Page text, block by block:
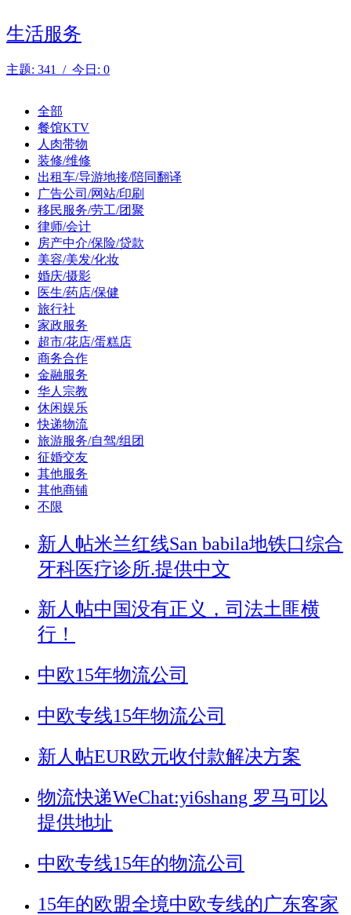
生活服务
主题: 341 / 今日: 0
全部
餐馆KTV
人肉带物
装修/维修
出租车/导游地接/陪同翻译
广告公司/网站/印刷
移民服务/劳工/团聚
律师/会计
房产中介/保险/贷款
美容/美发/化妆
婚庆/摄影
医生/药店/保健
旅行社
家政服务
超市/花店/蛋糕店
商务合作
金融服务
华人宗教
休闲娱乐
快递物流
旅游服务/自驾/组团
征婚交友
其他服务
其他商铺
不限
新人帖米兰红线San babila地铁口综合
牙科医疗诊所.提供中文
新人帖中国没有正义，司法土匪横
行！
中欧15年物流公司
中欧专线15年物流公司
新人帖EUR欧元收付款解决方案
物流快递WeChat:yi6shang 罗马可以
提供地址
中欧专线15年的物流公司
15年的欧盟全境中欧专线的广东客家